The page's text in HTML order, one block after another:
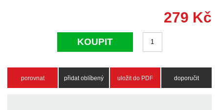
279 Kč
KOUPIT
porovnat přidat oblíbený uložit do PDF doporučit